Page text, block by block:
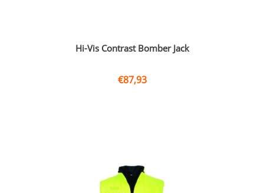
Hi-Vis Contrast Bomber Jack
€87,93